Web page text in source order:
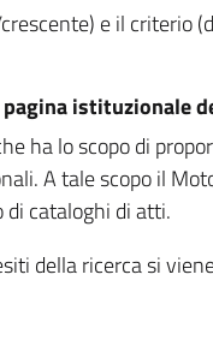
e il
istituzionale
ha lo scopo di
A tale scopo il
cataloghi di atti.
della ricerca si